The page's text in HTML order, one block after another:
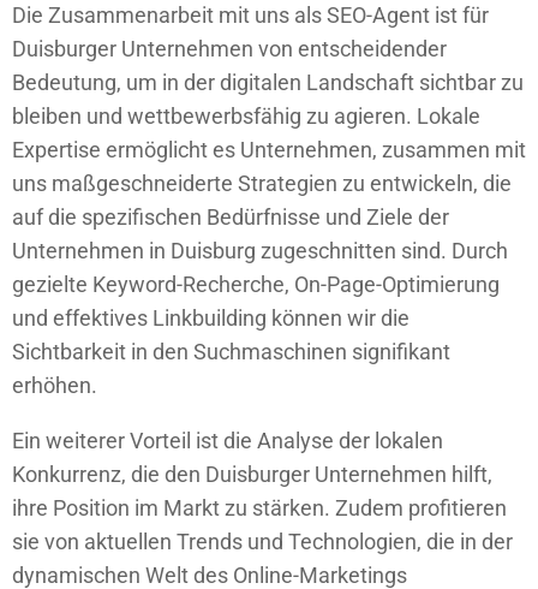
Die Zusammenarbeit mit uns als SEO-Agent ist für
Duisburger Unternehmen von entscheidender
Bedeutung, um in der digitalen Landschaft sichtbar zu
bleiben und wettbewerbsfähig zu agieren. Lokale
Expertise ermöglicht es Unternehmen, zusammen mit
uns maßgeschneiderte Strategien zu entwickeln, die
auf die spezifischen Bedürfnisse und Ziele der
Unternehmen in Duisburg zugeschnitten sind. Durch
gezielte Keyword-Recherche, On-Page-Optimierung
und effektives Linkbuilding können wir die
Sichtbarkeit in den Suchmaschinen signifikant
erhöhen.
Ein weiterer Vorteil ist die Analyse der lokalen
Konkurrenz, die den Duisburger Unternehmen hilft,
ihre Position im Markt zu stärken. Zudem profitieren
sie von aktuellen Trends und Technologien, die in der
dynamischen Welt des Online-Marketings